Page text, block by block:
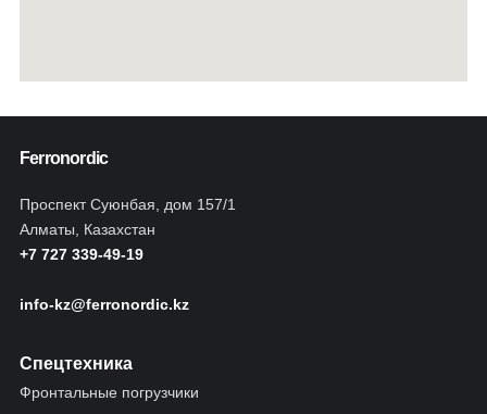
Ferronordic
Проспект Суюнбая, дом 157/1
Алматы, Казахстан
+7 727 339-49-19
info-kz@ferronordic.kz
Спецтехника
Фронтальные погрузчики